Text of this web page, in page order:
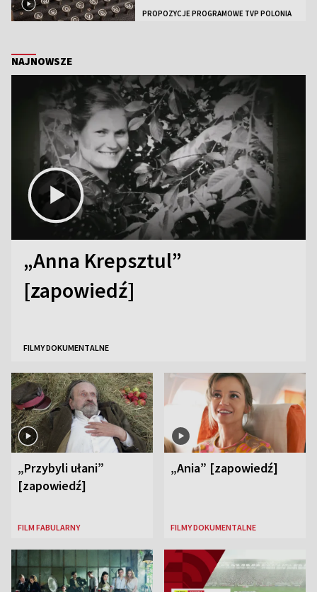
PROPOZYCJE PROGRAMOWE TVP POLONIA
NAJNOWSZE
„Anna Krepsztul”
[zapowiedź]
FILMY DOKUMENTALNE
„Przybyli ułani”
[zapowiedź]
FILM FABULARNY
„Ania” [zapowiedź]
FILMY DOKUMENTALNE